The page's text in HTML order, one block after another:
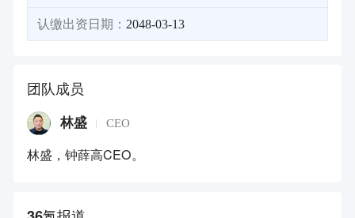
认缴出资日期： 2048-03-13
团队成员
林盛 CEO
林盛，钟薛高CEO。